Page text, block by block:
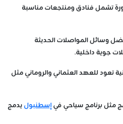
تشمل فنادق ومنتجعات مناسبة
وسائل المواصلات الحديثة
جوية داخلية.
تعود للعهد العثماني والروماني مثل
مثل برنامج سياحي فيإسطنبوليدمج